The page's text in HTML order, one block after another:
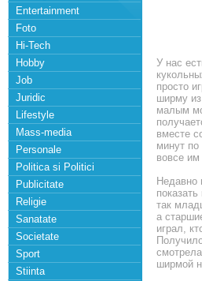
Entertainment
Foto
Hi-Tech
Hobby
Job
Juridic
Lifestyle
Mass-media
Personale
Politica si Politici
Publicitate
Religie
Sanatate
Societate
Sport
Stiinta
У нас
просто
ширму
малым
вместе
минут
вовсе им
Недавно
так
а
играл,
ширмой